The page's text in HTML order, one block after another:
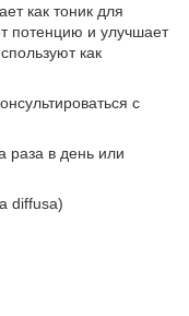
как тоник для
потенцию и улучшает
как
с
раза в день или
diffusa)